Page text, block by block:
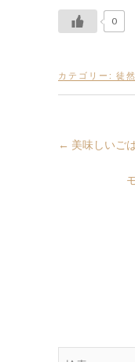
0
カテゴリー: 徒
← 美味しいご